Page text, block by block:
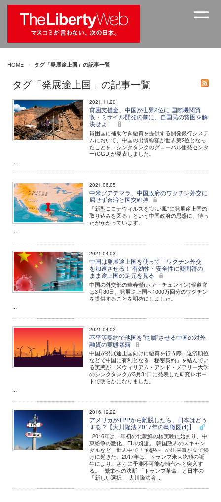
HOME タグ「発展途上国」の記事一覧
タグ「発展途上国」の記事一覧
2021.11.20
貧困支援金、中国が世界2位に 国際機関買
収・ミサイル開発の前に、自国民の貧困を解
決せよ！
貧困国に補助付き融資を提供する開発銀行システ
ムにおいて、中国の出資総額が世界第2位となっ
たことを、シンクタンクのグローバル開発センタ
ー(CGD)が発表しました。
...
2021.06.05
中米グアテマラ、中国政府のワクチン外交に
屈せず台湾と国交維持
「新型コロナウィルスを"追い風"に発展途上国の
取り込みを図る」という中国政府の思惑に、待っ
たがかかっています。
...
2021.04.03
中国は発展途上国を使って「ワクチン外交」
を加速させる！ 有効性・安全性に疑問符の
まま途上国の足元を見る
中国の外交部の華春瑩(ホァ・チュンイン)報道官
は3月30日、発展途上国へ1000万回分のワクチン
を提供することを明確にしました。
...
2021.04.02
不平等契約で他国を"従属"させる中国の対外
融資の実態暴露
中国が発展途上国向けに融資を行う際、返済順位
などで中国に有利となる「秘密契約」を結んでい
る実態が、米ウィリアム・アンド・メアリー大学
のシンクタンクが3月31日に発表した研究レポー
トで明らかになりました。
...
2016.12.22
アメリカがTPPから離脱したら、日本はどう
する？【大川隆法 2017年の鳥瞰図(4)】
2016年は、年初の北朝鮮の核実験に始まり、中
東紛争の激化、EUの混乱、韓国政界のスキャン
ダルなど、世界中で「予想外」の出来事が立て続
けに起きた。2017年は、トランプ米大統領の誕
生により、さらに予測不可能な時代へと突入す
る。 繁栄への決断 「トランプ革命」と日本の
「新しい選択」 大川隆法著 ...